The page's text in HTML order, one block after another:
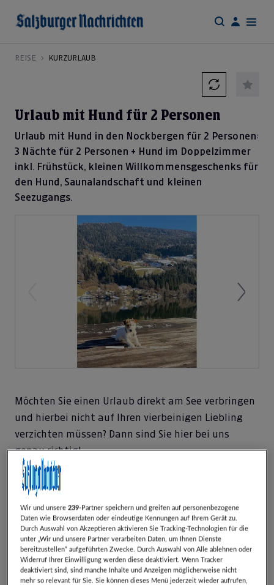
REISE KURZURLAUB
Urlaub mit Hund für 2 Personen
Urlaub mit Hund in den Nockbergen für 2 Personen:
3 Nächte für 2 Personen + Hund im Doppelzimmer
inkl. Frühstück, kleinen Willkommensgeschenks für
den Hund, Saunalandschaft und kleinen
Seezugangs.
Next
Möchten Sie einen Urlaub direkt am See verbringen
und hierbei nicht auf Ihren vierbeinigen Liebling
verzichten müssen? Dann sind Sie hier bei uns
genau richtig!
Bei uns sind Hunde, jeglicher Größe, willkommen!
Unsere Terrierdame Ary freut sich auf jeden
Spielgefährten.
Das Zertifikat kann im Zeitraum von 07.01. -
30.01.2026 & 01.03. - 06.04.2026 & 01.05.2025 -
03.07.2026 je nach Verfügbarkeit eingelöst werden.
Wir und unsere239-Partner speichern und greifen auf personenbezogene
Daten wie Browserdaten oder eindeutige Kennungen auf Ihrem Gerät zu.
Durch Auswahl von Akzeptieren aktivieren Sie Tracking-Technologien für die
unter „Wir und unsere Partner verarbeiten Daten, um Ihnen Dienste
bereitzustellen“ aufgeführten Zwecke. Durch Auswahl von Alle ablehnen oder
Widerruf Ihrer Einwilligung werden diese deaktiviert. Wenn Tracker
deaktiviert sind, sind manche Inhalte und Anzeigen möglicherweise nicht
mehr so relevant für Sie. Sie können dieses Menü jederzeit wieder aufrufen,